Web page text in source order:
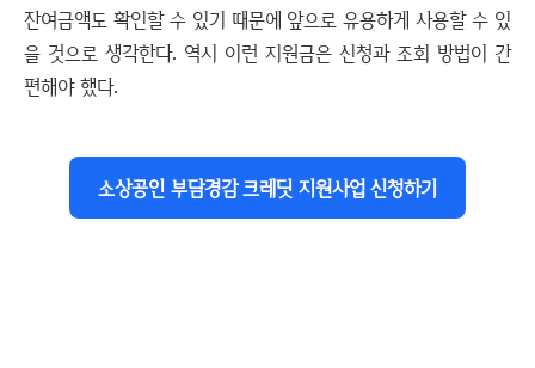
잔여금액도 확인할 수 있기 때문에 앞으로 유용하게 사용할 수 있
을 것으로 생각한다. 역시 이런 지원금은 신청과 조회 방법이 간
편해야 했다.
소상공인 부담경감 크레딧 지원사업 신청하기